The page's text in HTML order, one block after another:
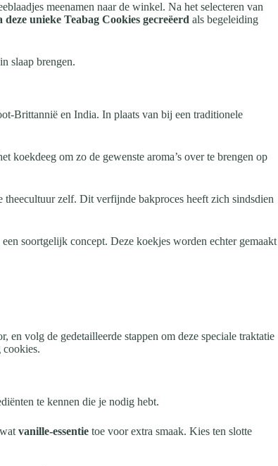
meenamen naar de winkel. Na het selecteren van
deze unieke Teabag Cookies gecreëerd als begeleiding
slaap brengen.
Brittannië en India. In plaats van bij een traditionele
koekdeeg om zo de gewenste aroma’s over te brengen op
zelf. Dit verfijnde bakproces heeft zich sindsdien
soortgelijk concept. Deze koekjes worden echter gemaakt
volg de gedetailleerde stappen om deze speciale traktatie
cookies.
te kennen die je nodig hebt.
vanille-essentie toe voor extra smaak. Kies ten slotte